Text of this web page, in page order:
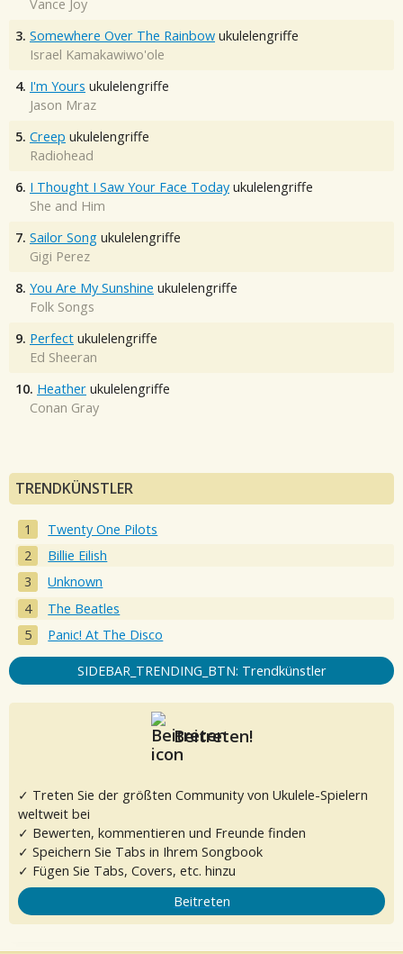
Vance Joy
3. Somewhere Over The Rainbow ukulelengriffe
Israel Kamakawiwo'ole
4. I'm Yours ukulelengriffe
Jason Mraz
5. Creep ukulelengriffe
Radiohead
6. I Thought I Saw Your Face Today ukulelengriffe
She and Him
7. Sailor Song ukulelengriffe
Gigi Perez
8. You Are My Sunshine ukulelengriffe
Folk Songs
9. Perfect ukulelengriffe
Ed Sheeran
10. Heather ukulelengriffe
Conan Gray
TRENDKÜNSTLER
Twenty One Pilots
Billie Eilish
Unknown
The Beatles
Panic! At The Disco
SIDEBAR_TRENDING_BTN: Trendkünstler
Beitreten!
✓ Treten Sie der größten Community von Ukulele-Spielern
weltweit bei
✓ Bewerten, kommentieren und Freunde finden
✓ Speichern Sie Tabs in Ihrem Songbook
✓ Fügen Sie Tabs, Covers, etc. hinzu
Beitreten